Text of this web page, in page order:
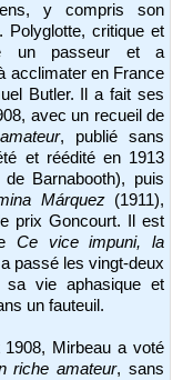
y compris son
Polyglotte, critique et
un passeur et a
acclimater en France
Butler. Il a fait ses
avec un recueil de
, publié sans
et réédité en 1913
Barnabooth), puis
Márquez(1911),
prix Goncourt. Il est
Ce vice impuni, la
passé les vingt-deux
sa vie aphasique et
un fauteuil.
Mirbeau a voté
riche amateur, sans